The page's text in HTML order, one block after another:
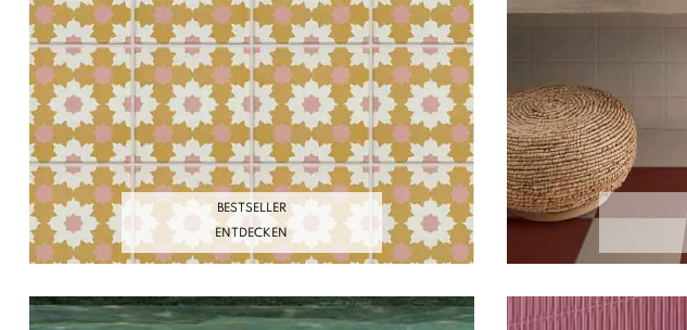
BESTSELLER
ENTDECKEN
BESTSELLER
ENTDECKEN